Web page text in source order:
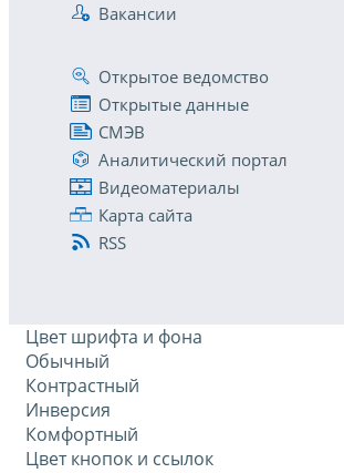
Вакансии
Открытое ведомство
Открытые данные
СМЭВ
Аналитический портал
Видеоматериалы
Карта сайта
RSS
Цвет шрифта и фона
Обычный
Контрастный
Инверсия
Комфортный
Цвет кнопок и ссылок